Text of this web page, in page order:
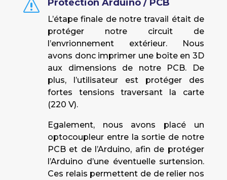
s Protection Arduino / PCB
L’étape finale de notre travail était de
protéger notre circuit de
l’envrionnement extérieur. Nous
avons donc imprimer une boîte en 3D
aux dimensions de notre PCB. De
plus, l’utilisateur est protéger des
fortes tensions traversant la carte
(220 V).
Egalement, nous avons placé un
optocoupleur entre la sortie de notre
PCB et de l’Arduino, afin de protéger
l’Arduino d’une éventuelle surtension.
Ces relais permettent de de relier nos